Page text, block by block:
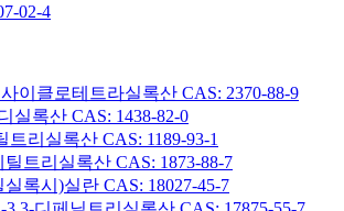
02-4
이클로테트라실록산 CAS: 2370-88-9
실록산 CAS: 1438-82-0
트리실록산 CAS: 1189-93-1
틸트리실록산 CAS: 1873-88-7
록시)실란 CAS: 18027-45-7